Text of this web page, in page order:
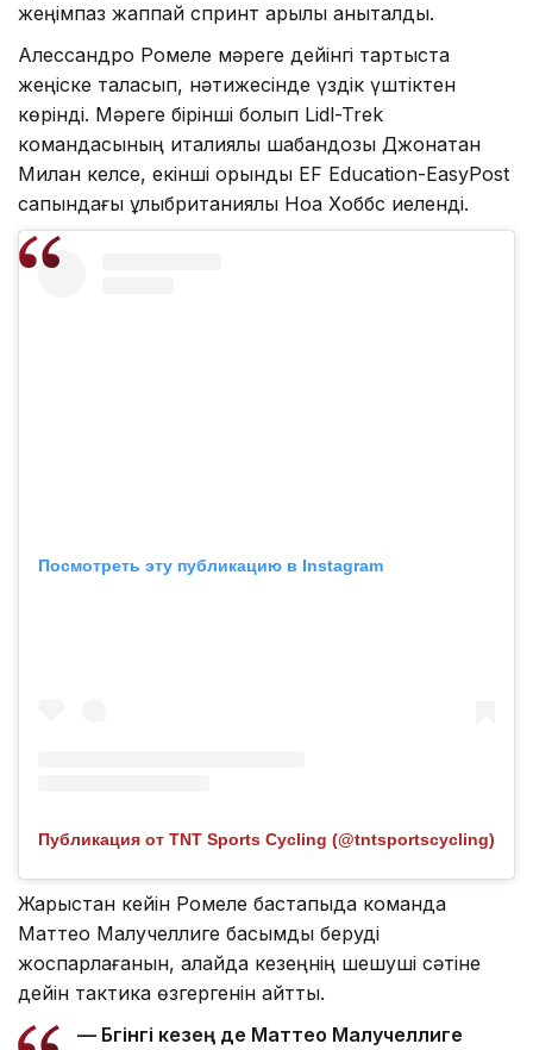
жеңімпаз жаппай спринт арқылы анықталды.
Алессандро Ромеле мәреге дейінгі тартыста
жеңіске таласып, нәтижесінде үздік үштіктен
көрінді. Мәреге бірінші болып Lidl-Trek
командасының италиялық шабандозы Джонатан
Милан келсе, екінші орынды EF Education-EasyPost
сапындағы ұлыбританиялық Ноа Хоббс иеленді.
Посмотреть эту публикацию в Instagram
Публикация от TNT Sports Cycling (@tntsportscycling)
Жарыстан кейін Ромеле бастапқыда команда
Маттео Малучеллиге басымдық беруді
жоспарлағанын, алайда кезеңнің шешуші сәтіне
дейін тактика өзгергенін айтты.
— Бүгінгі кезең де Маттео Малучеллиге